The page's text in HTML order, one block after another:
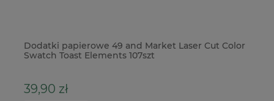
Dodatki papierowe 49 and Market Laser Cut Color
Swatch Toast Elements 107szt
39,90 zł